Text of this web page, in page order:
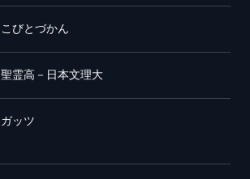
こびとづかん
聖霊高－日本文理大
ガッツ